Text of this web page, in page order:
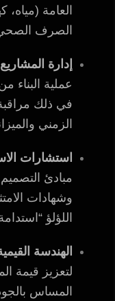
العامة
الصرف
إدارة
عملية البناء
في ذلك مراقبة
الزمني
استشارات
مبادئ
وشهادات
اللؤلؤ
الهندسة
لتعزيز قيمة
المساس